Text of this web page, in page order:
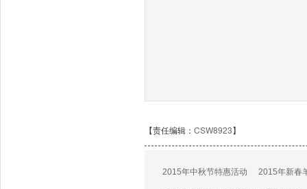
【责任编辑： CSW8923】
2015年中秋节特惠活动 2015年新春